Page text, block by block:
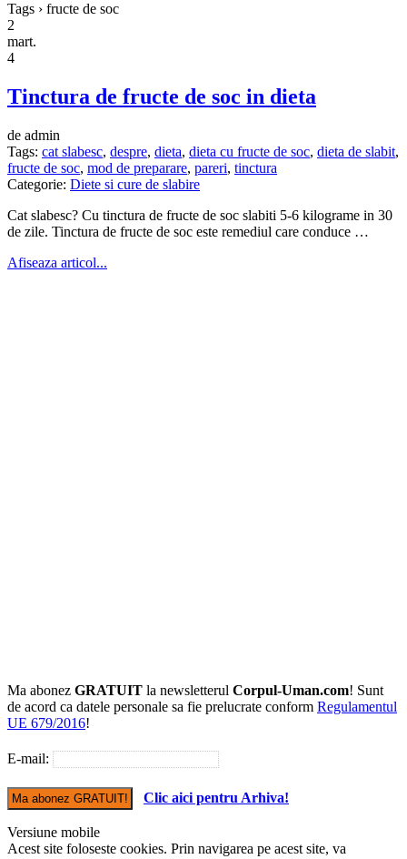
Tags › fructe de soc
2
mart.
4
Tinctura de fructe de soc in dieta
de admin
Tags: cat slabesc, despre, dieta, dieta cu fructe de soc, dieta de slabit,
fructe de soc, mod de preparare, pareri, tinctura
Categorie: Diete si cure de slabire
Cat slabesc? Cu tinctura de fructe de soc slabiti 5-6 kilograme in 30
de zile. Tinctura de fructe de soc este remediul care conduce …
Afiseaza articol...
Ma abonez GRATUIT la newsletterul Corpul-Uman.com! Sunt
de acord ca datele personale sa fie prelucrate conform Regulamentul
UE 679/2016!
E-mail:
Clic aici pentru Arhiva!
Versiune mobile
Acest site foloseste cookies. Prin navigarea pe acest site, va